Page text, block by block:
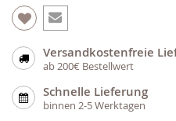
Versandkostenfreie
ab 200€ Bestellwert
Schnelle Lieferung
binnen 2-5 Werktagen